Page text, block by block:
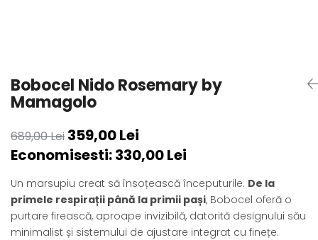
Bobocel Nido Rosemary by
Mamagolo
689,00 Lei 359,00 Lei
Economisesti:330,00Lei
Un marsupiu creat să însoțească începuturile. De la
primele respirații până la primii pași, Bobocel oferă o
purtare firească, aproape invizibilă, datorită designului său
minimalist și sistemului de ajustare integrat cu finețe.